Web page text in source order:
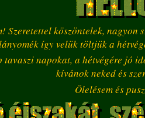
Szeretettel köszöntelek,
így velük töltjük a
tavaszi napokat, a hétvégére jó
kívánok neked és
Ölelésem és